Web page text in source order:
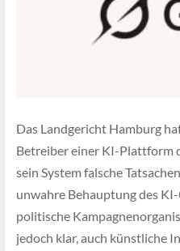
Das Landgericht Hamburg
Betreiber einer KI-Plattform
sein System falsche
unwahre Behauptung des
politische
jedoch klar, auch künstliche